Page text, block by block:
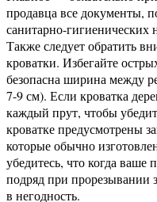
продавца все документы,
санитарно-гигиенических
Также следует обратить
кроватки. Избегайте
безопасна ширина между
7-9 см). Если кроватка
каждый прут, чтобы
кроватке предусмотрены
которые обычно
убедитесь, что когда ваше
подряд при прорезывании
в негодность.